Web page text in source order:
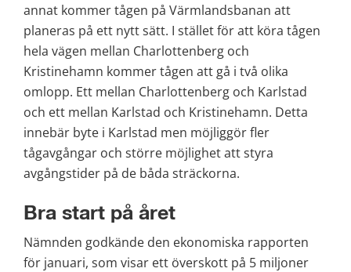
annat kommer tågen på Värmlandsbanan att
planeras på ett nytt sätt. I stället för att köra tågen
hela vägen mellan Charlottenberg och
Kristinehamn kommer tågen att gå i två olika
omlopp. Ett mellan Charlottenberg och Karlstad
och ett mellan Karlstad och Kristinehamn. Detta
innebär byte i Karlstad men möjliggör fler
tågavgångar och större möjlighet att styra
avgångstider på de båda sträckorna.
Bra start på året
Nämnden godkände den ekonomiska rapporten
för januari, som visar ett överskott på 5 miljoner